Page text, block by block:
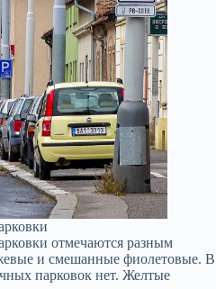
отмечаются разным
и смешанные фиолетовые. В
парковок нет. Желтые